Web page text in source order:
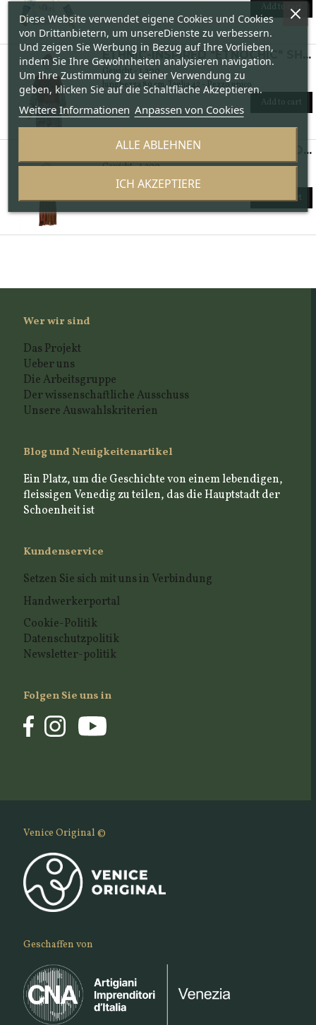
Add to cart
ETHNIC-INSPIRED "ETNOCHIC" SHIRT
Gewicht - 1.200
lunghezza 89 cm. Taglia 42 - Pezzo unico
Add to cart
ETHNIC-INSPIRED "ETNOCHIC" LONG DRESS
Gewicht - 1.200
length 133 cm. Size 44 - Single piece
Add to cart
Wer wir sind
Das Projekt
Ueber uns
Die Arbeitsgruppe
Der wissenschaftliche Ausschuss
Unsere Auswahlskriterien
Blog und Neuigkeitenartikel
Ein Platz, um die Geschichte von einem lebendigen,
fleissigen Venedig zu teilen, das die Hauptstadt der
Schoenheit ist
Kundenservice
Setzen Sie sich mit uns in Verbindung
Handwerkerportal
Cookie-Politik
Datenschutzpolitik
Newsletter-politik
Folgen Sie uns in
Venice Original ©
Geschaffen von
Diese Website verwendet eigene Cookies und Cookies
von Drittanbietern, um unsereDienste zu verbessern.
Und zeigen Sie Werbung in Bezug auf Ihre Vorlieben,
indem Sie Ihre Gewohnheiten analysieren navigation.
Um Ihre Zustimmung zu seiner Verwendung zu
geben, klicken Sie auf die Schaltfläche Akzeptieren.
Weitere Informationen Anpassen von Cookies
ALLE ABLEHNEN
ICH AKZEPTIERE